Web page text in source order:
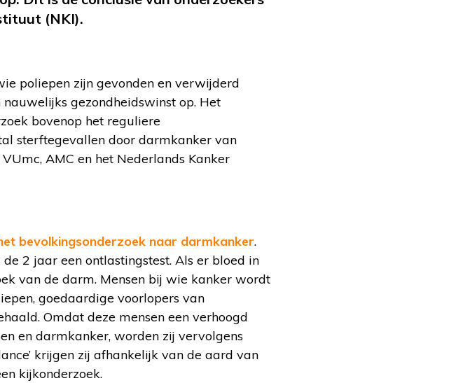
(NKI).
poliepen zijn gevonden en verwijderd
gezondheidswinst op. Het
bovenop het reguliere
sterftegevallen door darmkanker van
AMC en het Nederlands Kanker
bevolkingsonderzoek naar darmkanker.
2 jaar een ontlastingstest. Als er bloed in
van de darm. Mensen bij wie kanker wordt
goedaardige voorlopers van
Omdat deze mensen een verhoogd
en darmkanker, worden zij vervolgens
krijgen zij afhankelijk van de aard van
kijkonderzoek.